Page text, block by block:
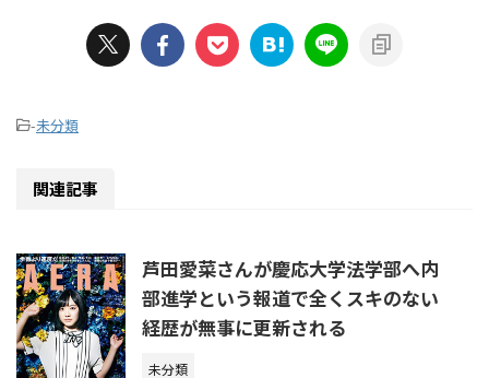
-未分類
関連記事
芦田愛菜さんが慶応大学法学部へ内
部進学という報道で全くスキのない
経歴が無事に更新される
未分類